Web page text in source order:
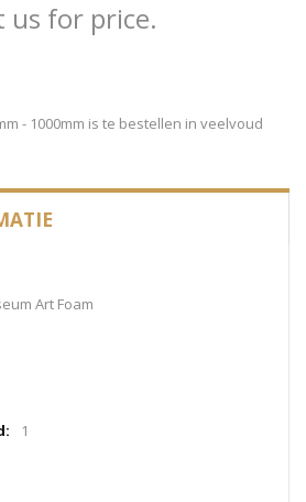
us for price.
- 1000mm is te bestellen in veelvoud
Art Foam
1